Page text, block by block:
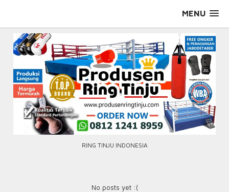
MENU
RING TINJU INDONESIA
No posts yet :(